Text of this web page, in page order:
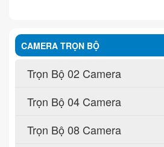
CAMERA TRỌN BỘ
Trọn Bộ 02 Camera
Trọn Bộ 04 Camera
Trọn Bộ 08 Camera